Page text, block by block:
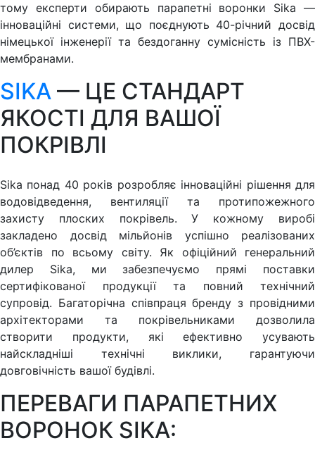
тому експерти обирають парапетні воронки Sika —
інноваційні системи, що поєднують 40-річний досвід
німецької інженерії та бездоганну сумісність із ПВХ-
мембранами.
SIKA — ЦЕ СТАНДАРТ
ЯКОСТІ ДЛЯ ВАШОЇ
ПОКРІВЛІ
Sika понад 40 років розробляє інноваційні рішення для
водовідведення, вентиляції та протипожежного
захисту плоских покрівель. У кожному виробі
закладено досвід мільйонів успішно реалізованих
об’єктів по всьому світу. Як офіційний генеральний
дилер Sika, ми забезпечуємо прямі поставки
сертифікованої продукції та повний технічний
супровід. Багаторічна співпраця бренду з провідними
архітекторами та покрівельниками дозволила
створити продукти, які ефективно усувають
найскладніші технічні виклики, гарантуючи
довговічність вашої будівлі.
ПЕРЕВАГИ ПАРАПЕТНИХ
ВОРОНОК SIKA: